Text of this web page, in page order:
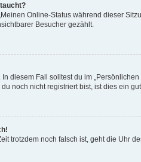
Online-Status während dieser
Besucher gezählt.
diesem Fall solltest du im
noch nicht registriert bist, ist dies ein
trotzdem noch falsch ist, geht die Uhr